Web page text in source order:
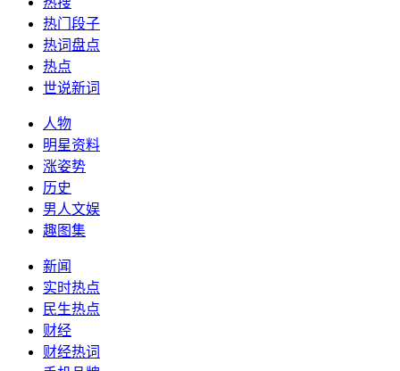
热门段子
热词盘点
热点
世说新词
人物
明星资料
涨姿势
历史
男人文娱
趣图集
新闻
实时热点
民生热点
财经
财经热词